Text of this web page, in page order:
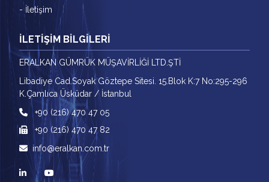
- İletişim
İLETİŞİM BİLGİLERİ
ERALKAN GÜMRÜK MÜŞAVİRLİĞİ LTD.ŞTİ
Libadiye Cad.Soyak Göztepe Sitesi. 15.Blok K:7 No:295-296
K.Çamlıca Üsküdar / İstanbul
+90 (216) 470 47 05
+90 (216) 470 47 82
info@eralkan.com.tr